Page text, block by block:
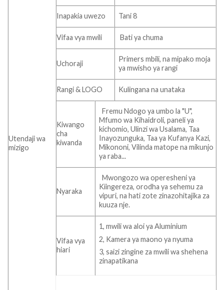
Utendaji wa
mizigo
Inapakia uwezo Tani 8
Vifaa vya mwili Bati ya chuma
Uchoraji
Primers mbili, na mipako moja
ya mwisho ya rangi
Rangi & LOGO Kulingana na unataka
Kiwango
cha
kiwanda
Fremu Ndogo ya umbo la "U",
Mfumo wa Kihaidroli, paneli ya
kichomio, Ulinzi wa Usalama, Taa
Inayozunguka, Taa ya Kufanya Kazi,
Mikononi, Vilinda matope na mikunjo
ya raba...
Nyaraka
Mwongozo wa operesheni ya
Kiingereza, orodha ya sehemu za
vipuri, na hati zote zinazohitajika za
kuuza nje.
Vifaa vya
hiari
1, mwili wa aloi ya Aluminium
2, Kamera ya maono ya nyuma
3, saizi zingine za mwili wa shehena
zinapatikana